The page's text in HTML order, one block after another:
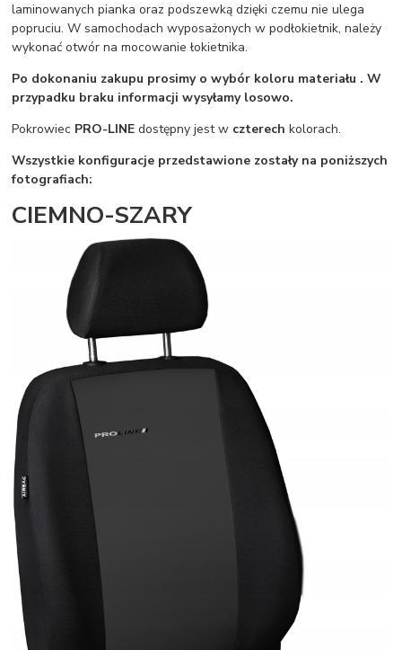
laminowanych pianka oraz podszewką dzięki czemu nie ulega
popruciu. W samochodach wyposażonych w podłokietnik, należy
wykonać otwór na mocowanie łokietnika.
Po dokonaniu zakupu prosimy o wybór koloru materiału . W
przypadku braku informacji wysyłamy losowo.
Pokrowiec PRO-LINE dostępny jest w czterech kolorach.
Wszystkie konfiguracje przedstawione zostały na poniższych
fotografiach:
CIEMNO-SZARY